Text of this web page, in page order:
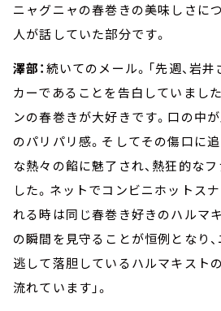
ニャグニャの春巻きの美味しさに
人が話していた部分です。
澤部：続いてのメール。「先週、岩
カーであることを告白していまし
ンの春巻きが大好きです。口の中
のパリパリ感。そしてその傷口に
な熱々の餡に魅了され、熱狂的な
した。ネットでコンビニホットス
れる時は同じ春巻き好きのハルマ
の瞬間を見守ることが恒例となり
逃して落胆しているハルマキスト
流れています」。